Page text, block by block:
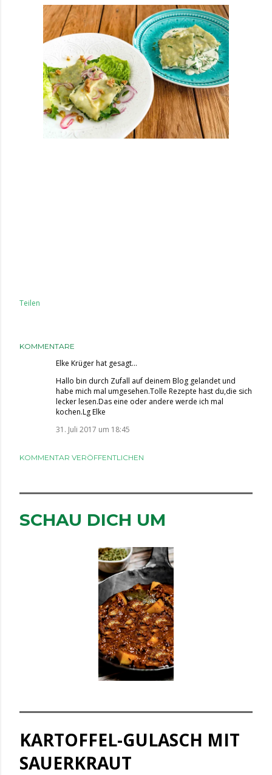
Teilen
KOMMENTARE
Elke Krügerhat gesagt…
Hallo bin durch Zufall auf deinem Blog gelandet und
habe mich mal umgesehen.Tolle Rezepte hast du,die sich
lecker lesen.Das eine oder andere werde ich mal
kochen.Lg Elke
31. Juli 2017 um 18:45
KOMMENTAR VERÖFFENTLICHEN
SCHAU DICH UM
KARTOFFEL-GULASCH MIT
SAUERKRAUT